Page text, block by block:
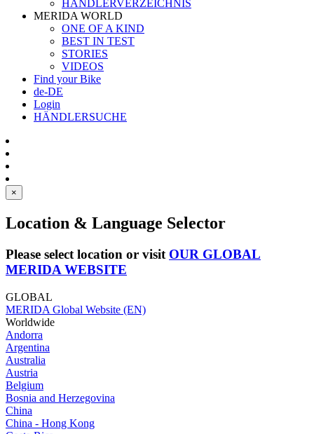
HÄNDLERVERZEICHNIS
MERIDA WORLD
ONE OF A KIND
BEST IN TEST
STORIES
VIDEOS
Find your Bike
de-DE
Login
HÄNDLERSUCHE
×
Location & Language Selector
Please select location or visit OUR GLOBAL
MERIDA WEBSITE
GLOBAL
MERIDA Global Website (EN)
Worldwide
Andorra
Argentina
Australia
Austria
Belgium
Bosnia and Herzegovina
China
China - Hong Kong